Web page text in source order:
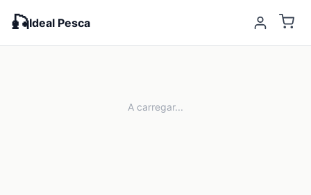
🎣Ideal Pesca
A carregar...